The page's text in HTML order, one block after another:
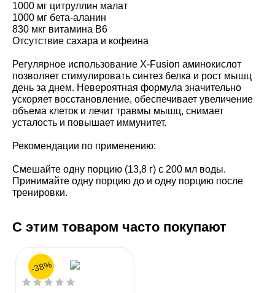
1000 мг цитруллин малат
1000 мг бета-аланин
830 мкг витамина В6
Отсутствие сахара и кофеина
Регулярное использование X-Fusion аминокислот
позволяет стимулировать синтез белка и рост мышц
день за днем. Невероятная формула значительно
ускоряет восстановление, обеспечивает увеличение
объема клеток и лечит травмы мышц, снимает
усталость и повышает иммунитет.
Рекомендации по применению:
Смешайте одну порцию (13,8 г) с 200 мл воды.
Принимайте одну порцию до и одну порцию после
тренировки.
С этим товаром часто покупают
-38%